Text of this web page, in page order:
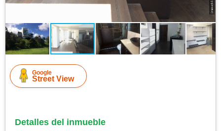
Google
Street View
Detalles del inmueble